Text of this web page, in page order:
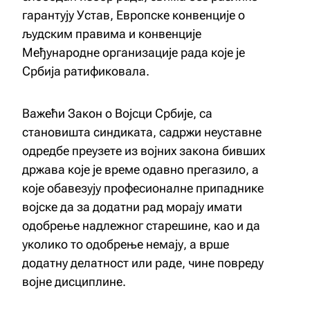
гарантују Устав, Европске конвенције о
људским правима и конвенције
Међународне организације рада које је
Србија ратификовала.
Важећи Закон о Војсци Србије, са
становишта синдиката, садржи неуставне
одредбе преузете из војних закона бивших
држава које је време одавно прегазило, а
које обавезују професионалне припаднике
војске да за додатни рад морају имати
одобрење надлежног старешине, као и да
уколико то одобрење немају, а врше
додатну делатност или раде, чине повреду
војне дисциплине.